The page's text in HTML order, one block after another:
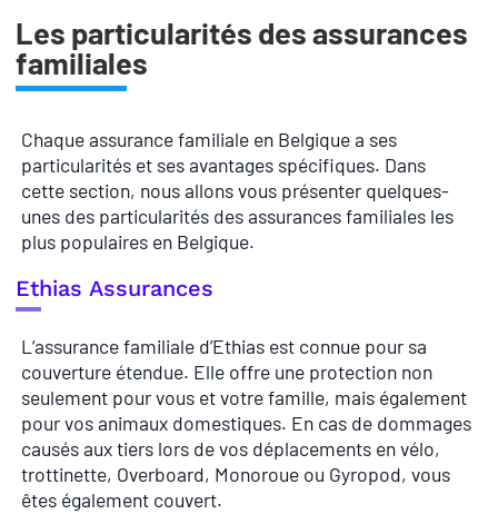
Les particularités des assurances
familiales
Chaque assurance familiale en Belgique a ses
particularités et ses avantages spécifiques. Dans
cette section, nous allons vous présenter quelques-
unes des particularités des assurances familiales les
plus populaires en Belgique.
Ethias Assurances
L’assurance familiale d’Ethias est connue pour sa
couverture étendue. Elle offre une protection non
seulement pour vous et votre famille, mais également
pour vos animaux domestiques. En cas de dommages
causés aux tiers lors de vos déplacements en vélo,
trottinette, Overboard, Monoroue ou Gyropod, vous
êtes également couvert.